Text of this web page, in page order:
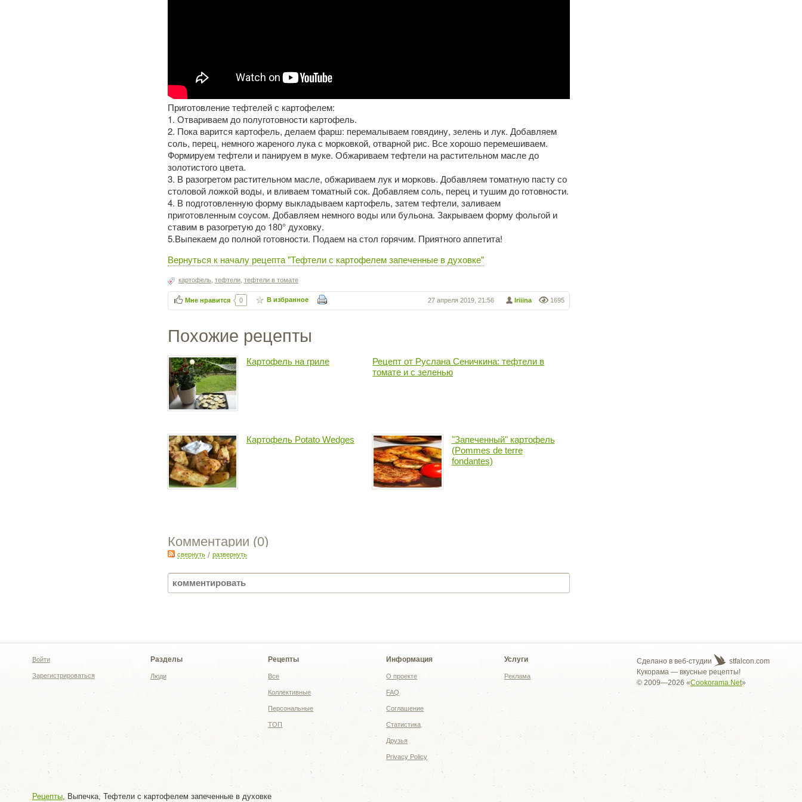
Приготовление тефтелей с картофелем:
1. Отвариваем до полуготовности картофель.
2. Пока варится картофель, делаем фарш: перемалываем говядину, зелень и лук. Добавляем
соль, перец, немного жареного лука с морковкой, отварной рис. Все хорошо перемешиваем.
Формируем тефтели и панируем в муке. Обжариваем тефтели на растительном масле до
золотистого цвета.
3. В разогретом растительном масле, обжариваем лук и морковь. Добавляем томатную пасту со
столовой ложкой воды, и вливаем томатный сок. Добавляем соль, перец и тушим до готовности.
4. В подготовленную форму выкладываем картофель, затем тефтели, заливаем
приготовленным соусом. Добавляем немного воды или бульона. Закрываем форму фольгой и
ставим в разогретую до 180° духовку.
5.Выпекаем до полной готовности. Подаем на стол горячим. Приятного аппетита!
Вернуться к началу рецепта "Тефтели с картофелем запеченные в духовке"
картофель, тефтели, тефтели в томате
1695
Iriiina
27 апреля 2019, 21:56
Мне нравится 0 В избранное
Похожие рецепты
Картофель на гриле
Рецепт от Руслана Сеничкина: тефтели в
томате и с зеленью
Картофель Potato Wedges
"Запечeнный" картофель
(Pommes de terre
fondantes)
Комментарии (0)
свернуть/ развернуть
Войти
Зарегистрироваться
Разделы
Люди
Рецепты
Все
Коллективные
Персональные
ТОП
Информация
О проекте
FAQ
Соглашение
Статистика
Друзья
Privacy Policy
Услуги
Реклама
Сделано в веб-студии
stfalcon.com
Кукорама — вкусные рецепты!
© 2009—2026 «Cookorama.Net»
Рецепты, Выпечка, Тефтели с картофелем запеченные в духовке